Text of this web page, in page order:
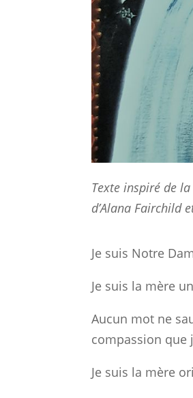
Texte inspiré de
d’Alana Fairchild
Je suis Notre
Je suis la mère
Aucun mot ne
compassion que
Je suis la mère